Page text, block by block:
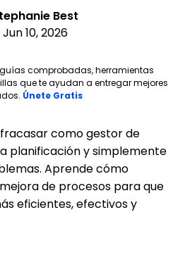
Best
10, 2026
comprobadas, herramientas
que te ayudan a entregar mejores
Únete GratisOpens new window
como gestor de
planificación y simplemente
Aprende cómo
de procesos para que
eficientes, efectivos y